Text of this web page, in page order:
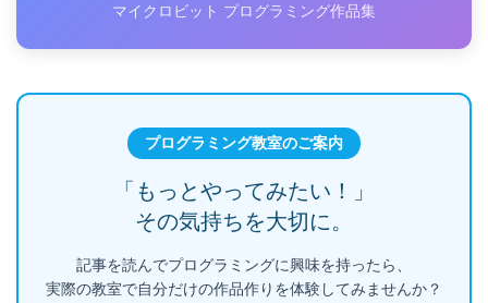
マイクロビット プログラミング作品集
プログラミング教室のご案内
「もっとやってみたい！」
その気持ちを大切に。
記事を読んでプログラミングに興味を持ったら、
実際の教室で自分だけの作品作りを体験してみませんか？